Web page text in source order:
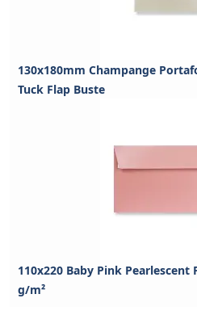
130x180mm Champange
Tuck Flap Buste
110x220 Baby Pink Pearlescent
g/m²